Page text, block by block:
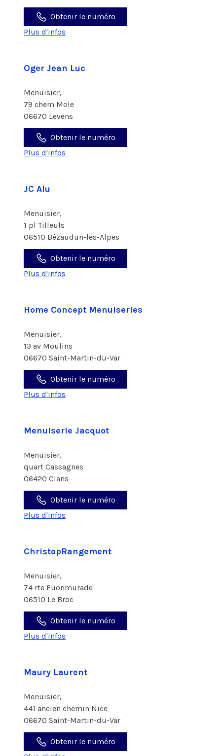
Obtenir le numéro
Plus d'infos
Oger Jean Luc
Menuisier,
79 chem Mole
06670 Levens
Obtenir le numéro
Plus d'infos
JC Alu
Menuisier,
1 pl Tilleuls
06510 Bézaudun-les-Alpes
Obtenir le numéro
Plus d'infos
Home Concept Menuiseries
Menuisier,
13 av Moulins
06670 Saint-Martin-du-Var
Obtenir le numéro
Plus d'infos
Menuiserie Jacquot
Menuisier,
quart Cassagnes
06420 Clans
Obtenir le numéro
Plus d'infos
ChristopRangement
Menuisier,
74 rte Fuonmurade
06510 Le Broc
Obtenir le numéro
Plus d'infos
Maury Laurent
Menuisier,
441 ancien chemin Nice
06670 Saint-Martin-du-Var
Obtenir le numéro